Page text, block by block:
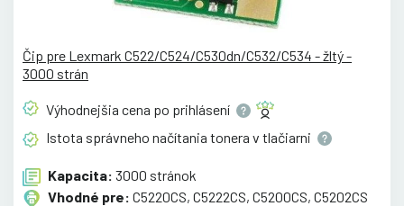
Čip pre Lexmark C522/C524/C530dn/C532/C534 - žltý -
3000 strán
Výhodnejšia cena po prihlásení
Istota správneho načítania tonera v tlačiarni
Kapacita: 3000 stránok
Vhodné pre: C5220CS, C5222CS, C5200CS, C5202CS